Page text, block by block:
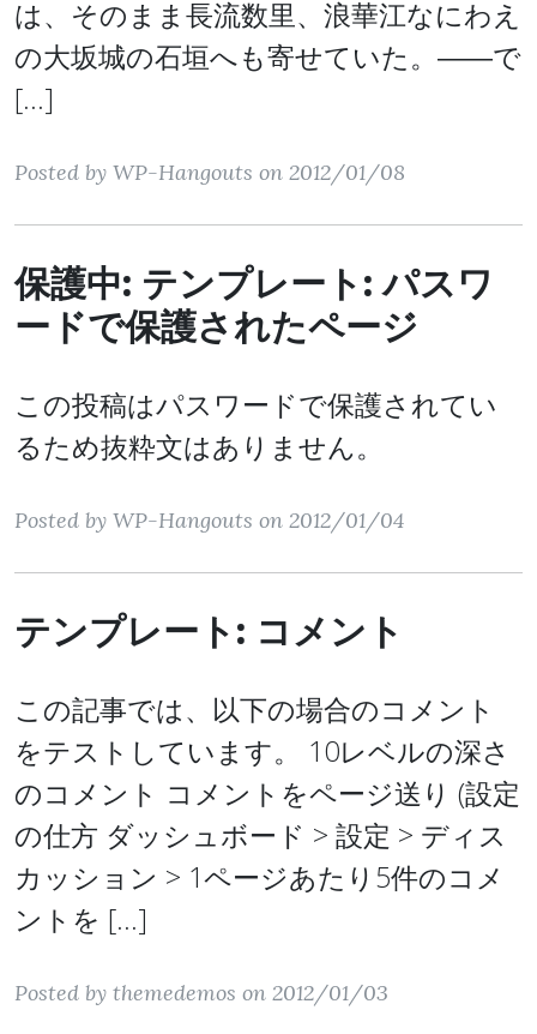
は、そのまま長流数里、浪華江なにわえ
の大坂城の石垣へも寄せていた。――で
[…]
Posted by WP-Hangouts on 2012/01/08
保護中: テンプレート: パスワ
ードで保護されたページ
この投稿はパスワードで保護されてい
るため抜粋文はありません。
Posted by WP-Hangouts on 2012/01/04
テンプレート: コメント
この記事では、以下の場合のコメント
をテストしています。 10レベルの深さ
のコメント コメントをページ送り (設定
の仕方 ダッシュボード > 設定 > ディス
カッション > 1ページあたり5件のコメ
ントを […]
Posted by themedemos on 2012/01/03